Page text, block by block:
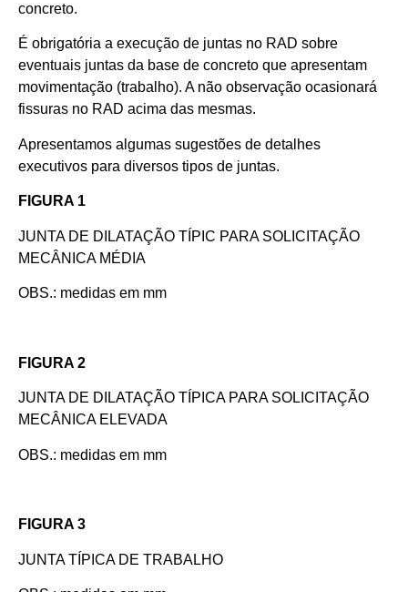
concreto.
É obrigatória a execução de juntas no RAD sobre
eventuais juntas da base de concreto que apresentam
movimentação (trabalho). A não observação ocasionará
fissuras no RAD acima das mesmas.
Apresentamos algumas sugestões de detalhes
executivos para diversos tipos de juntas.
FIGURA 1
JUNTA DE DILATAÇÃO TÍPIC PARA SOLICITAÇÃO
MECÂNICA MÉDIA
OBS.: medidas em mm
FIGURA 2
JUNTA DE DILATAÇÃO TÍPICA PARA SOLICITAÇÃO
MECÂNICA ELEVADA
OBS.: medidas em mm
FIGURA 3
JUNTA TÍPICA DE TRABALHO